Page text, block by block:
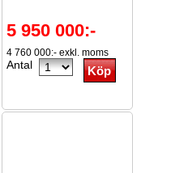
5 950 000:-
4 760 000:- exkl. moms
Antal